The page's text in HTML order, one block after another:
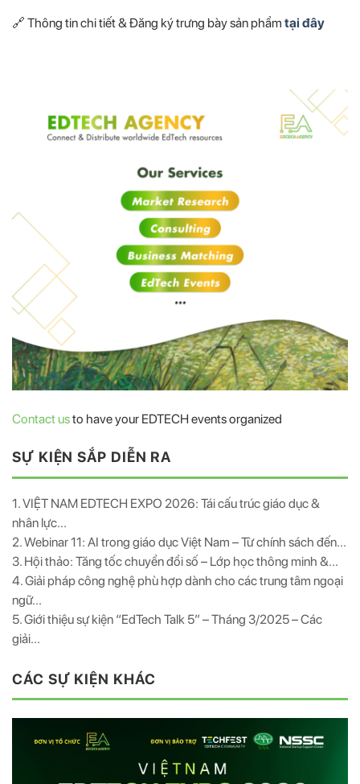
🔗 Thông tin chi tiết & Đăng ký trưng bày sản phẩm tại đây
Contact usto have your EDTECH events organized
SỰ KIỆN SẮP DIỄN RA
1. VIỆT NAM EDTECH EXPO 2026: Tái cấu trúc giáo dục &
nhân lực...
2. Webinar 11: AI trong giáo dục Việt Nam – Từ chính sách đến...
3. Hội thảo: Tăng tốc chuyển đổi số – Lớp học thông minh &...
4. Giải pháp công nghệ phù hợp dành cho các trung tâm ngoại
ngữ...
5. Giới thiệu sự kiện “EdTech Talk 5” – Tháng 3/2025 – Các
giải...
CÁC SỰ KIỆN KHÁC